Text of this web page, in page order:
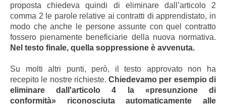
proposta chiedeva quindi di eliminare dall’articolo 2
comma 2 le parole relative ai contratti di apprendistato, in
modo che anche le persone assunte con quel contratto
fossero pienamente beneficiarie della nuova normativa.
Nel testo finale, quella soppressione è avvenuta.
Su molti altri punti, però, il testo approvato non ha
recepito le nostre richieste.Chiedevamo per esempio di
eliminare dall'articolo 4 la «presunzione di
conformità» riconosciuta automaticamente alle